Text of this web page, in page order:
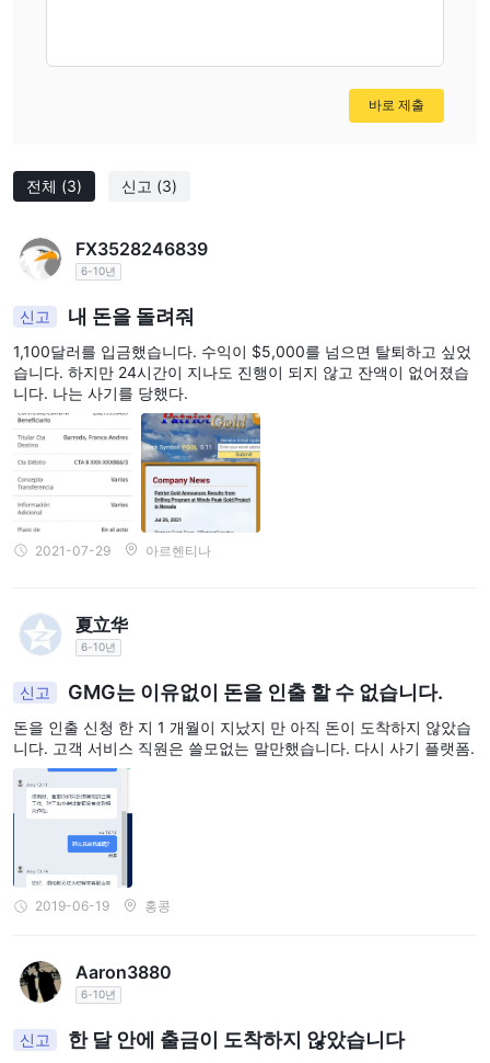
전체 (3) 신고 (3)
FX3528246839
6-10년
신고 내 돈을 돌려줘
1,100달러를 입금했습니다. 수익이 $5,000를 넘으면 탈퇴하고 싶었
습니다. 하지만 24시간이 지나도 진행이 되지 않고 잔액이 없어졌습
니다. 나는 사기를 당했다.
2021-07-29 아르헨티나
夏立华
6-10년
신고 GMG는 이유없이 돈을 인출 할 수 없습니다.
돈을 인출 신청 한 지 1 개월이 지났지 만 아직 돈이 도착하지 않았습
니다. 고객 서비스 직원은 쓸모없는 말만했습니다. 다시 사기 플랫폼.
2019-06-19 홍콩
Aaron3880
6-10년
신고 한 달 안에 출금이 도착하지 않았습니다
바로 제출